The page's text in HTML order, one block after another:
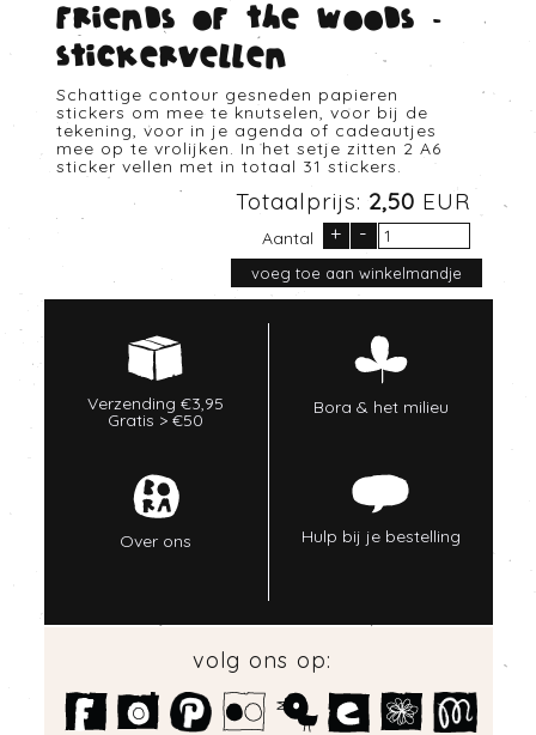
Friends of the woods -
Stickervellen
Schattige contour gesneden papieren
stickers om mee te knutselen, voor bij de
tekening, voor in je agenda of cadeautjes
mee op te vrolijken. In het setje zitten 2 A6
sticker vellen met in totaal 31 stickers.
Totaalprijs: 2,50 EUR
Aantal + -
Verzending €3,95
Gratis > €50
Bora & het milieu
Over ons Hulp bij je bestelling
volg ons op: